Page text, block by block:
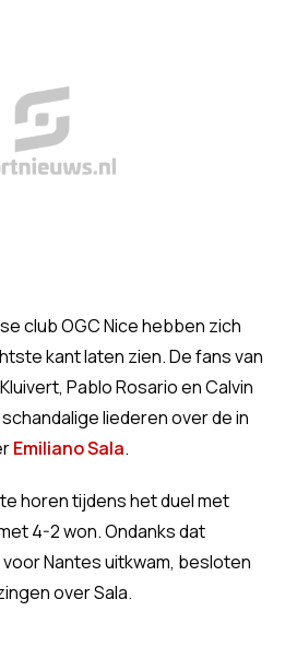
club OGC Nice hebben zich
kant laten zien. De fans van
Pablo Rosario en Calvin
liederen over de in
Emiliano Sala.
horen tijdens het duel met
4-2 won. Ondanks dat
voor Nantes uitkwam, besloten
over Sala.